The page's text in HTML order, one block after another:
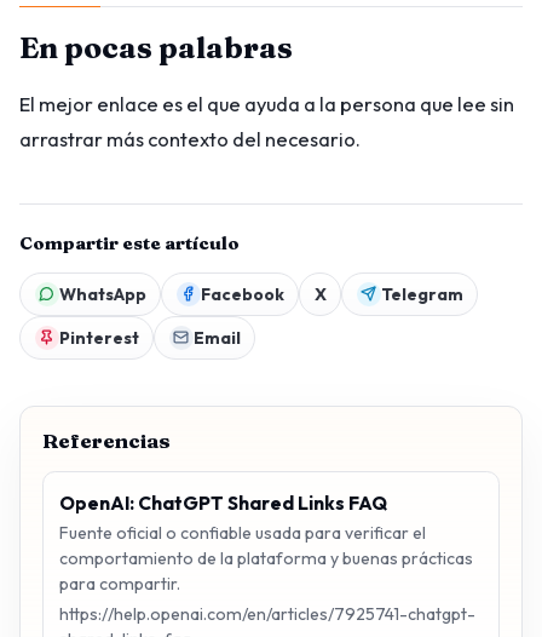
En pocas palabras
El mejor enlace es el que ayuda a la persona que lee sin
arrastrar más contexto del necesario.
Compartir este artículo
WhatsApp Facebook X
Telegram
Pinterest
Email
Referencias
OpenAI: ChatGPT Shared Links FAQ
Fuente oficial o confiable usada para verificar el
comportamiento de la plataforma y buenas prácticas
para compartir.
https://help.openai.com/en/articles/7925741-chatgpt-